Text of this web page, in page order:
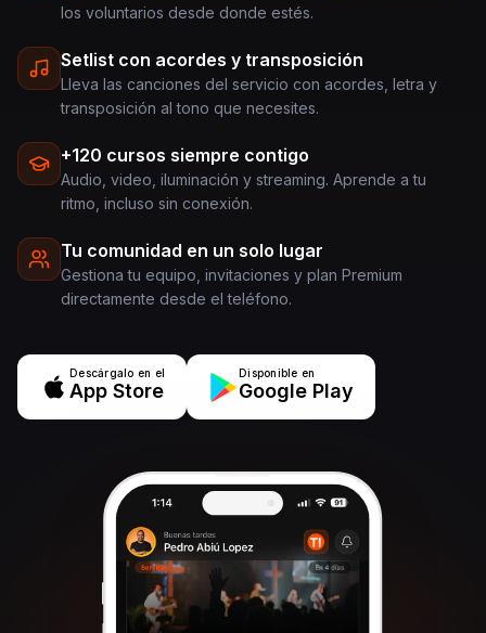
los voluntarios desde donde estés.
Setlist con acordes y transposición
Lleva las canciones del servicio con acordes, letra y
transposición al tono que necesites.
+120 cursos siempre contigo
Audio, video, iluminación y streaming. Aprende a tu
ritmo, incluso sin conexión.
Tu comunidad en un solo lugar
Gestiona tu equipo, invitaciones y plan Premium
directamente desde el teléfono.
Descárgalo en el
App Store
Disponible en
Google Play